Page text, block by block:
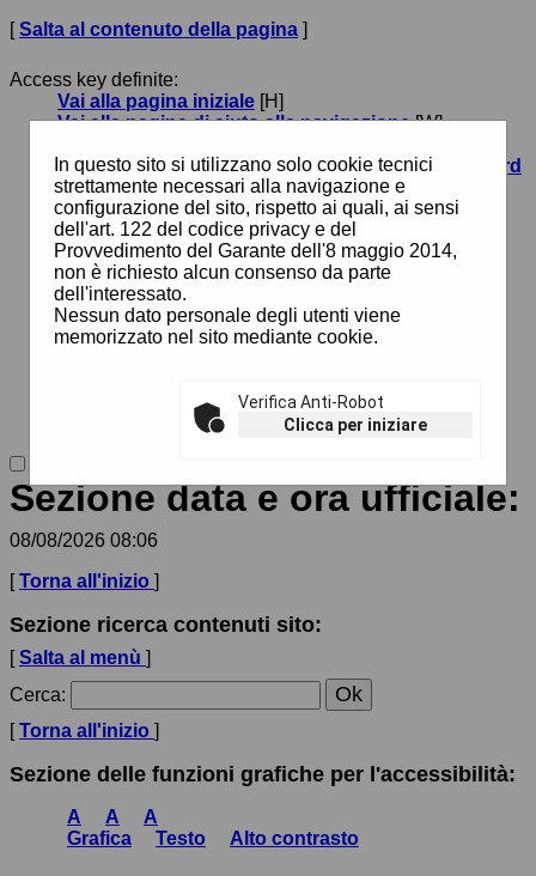
[Salta al contenuto della pagina ]
Access key definite:
Vai alla pagina iniziale [H]
Vai alla pagina di aiuto alla navigazione[W]
Passa al testo con caratteri di dimensione standard
[N]
Passa al testo con caratteri di dimensione grande
[B]
Passa al testo con caratteri di dimensione molto
grande[V]
Passa alla visualizzazione grafica
Passa alla visualizzazione solo testo[T]
Passa alla visualizzazione in alto contrasto e solo
[1]
Salta al contenuto della pagina [2]
Sezione data e ora ufficiale:
08/08/2026 08:06
[Torna all'inizio ]
Sezione ricerca contenuti sito:
[Salta al menù ]
Cerca:
[Torna all'inizio ]
Sezione delle funzioni grafiche per l'accessibilità:
A A
A
Grafica
Testo Alto contrasto
In questo sito si utilizzano solo cookie tecnici
strettamente necessari alla navigazione e
configurazione del sito, rispetto ai quali, ai sensi
dell'art. 122 del codice privacy e del
Provvedimento del Garante dell'8 maggio 2014,
non è richiesto alcun consenso da parte
dell'interessato.
Nessun dato personale degli utenti viene
memorizzato nel sito mediante cookie.
Verifica Anti-Robot
Clicca per iniziare